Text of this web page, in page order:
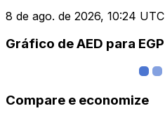
8 de ago. de 2026, 10:24 UTC
Gráfico de AED para EGP
Compare e economize